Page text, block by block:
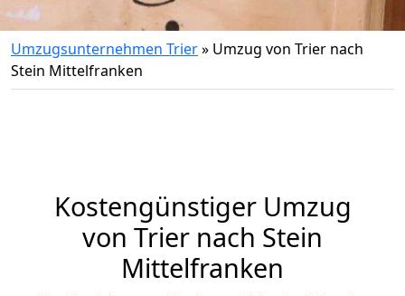
Umzugsunternehmen Trier» Umzug von Trier nach
Stein Mittelfranken
Kostengünstiger Umzug
von Trier nach Stein
Mittelfranken